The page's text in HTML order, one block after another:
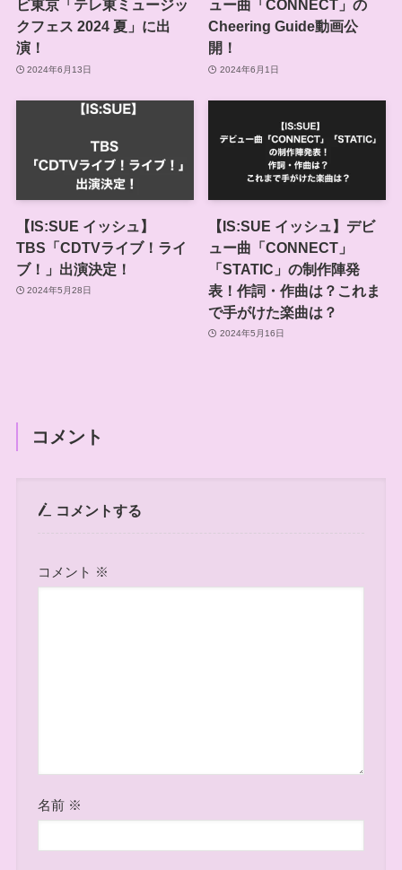
ビ東京「テレ東ミュージッ
クフェス 2024 夏」に出
演！
2024年6月13日
ュー曲「CONNECT」の
Cheering Guide動画公
開！
2024年6月1日
【IS:SUE イッシュ】
TBS「CDTVライブ！ライ
ブ！」出演決定！
2024年5月28日
【IS:SUE イッシュ】デビ
ュー曲「CONNECT」
「STATIC」の制作陣発
表！作詞・作曲は？これま
で手がけた楽曲は？
2024年5月16日
コメント
コメントする
コメント ※
名前 ※